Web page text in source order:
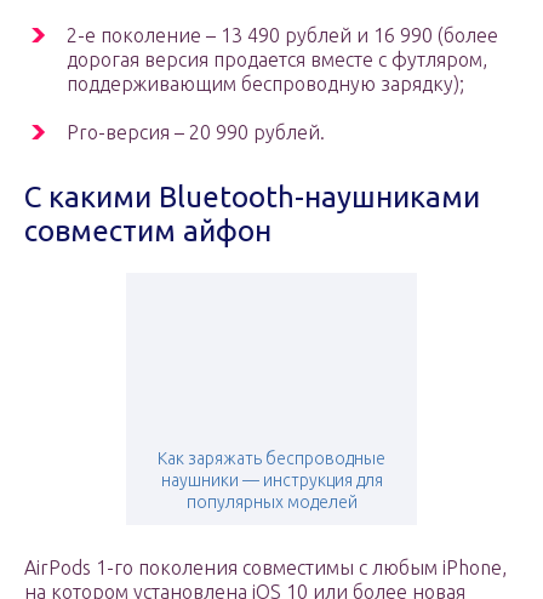
2-е поколение – 13 490 рублей и 16 990 (более
дорогая версия продается вместе с футляром,
поддерживающим беспроводную зарядку);
Pro-версия – 20 990 рублей.
С какими Bluetooth-наушниками
совместим айфон
Как заряжать беспроводные
наушники — инструкция для
популярных моделей
AirPods 1-го поколения совместимы с любым iPhone,
на котором установлена iOS 10 или более новая